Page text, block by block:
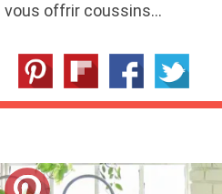
vous offrir coussins…